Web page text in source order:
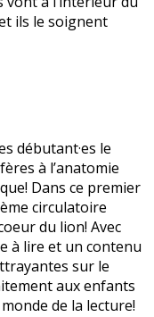
ils le soignent
débutant·es le
à l’anatomie
Dans ce premier
circulatoire
du lion! Avec
à lire et un contenu
sur le
aux enfants
de la lecture!